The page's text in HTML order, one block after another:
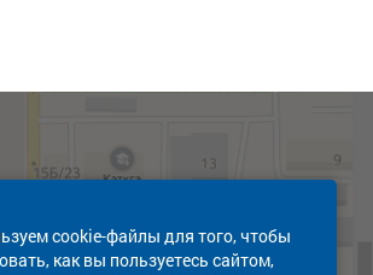
cookie-файлы для того, чтобы
как вы пользуетесь сайтом,